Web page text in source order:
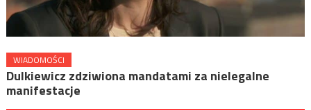
WIADOMOŚCI
Dulkiewicz zdziwiona mandatami za nielegalne
manifestacje